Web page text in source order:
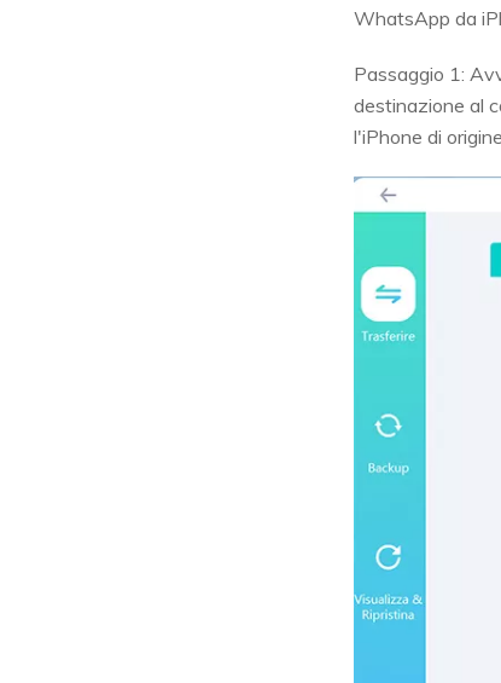
WhatsApp da
Passaggio 1:
destinazione al
l'iPhone di